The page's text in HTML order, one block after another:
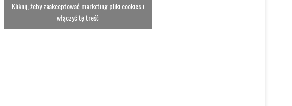
Kliknij, żeby zaakceptować marketing pliki cookies i
włączyć tę treść